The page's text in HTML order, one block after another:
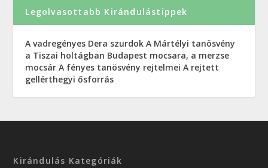
Legolvasottabb Kirándulástippek
A vadregényes Dera szurdok A Mártélyi tanösvény
a Tiszai holtágban Budapest mocsara, a merzse
mocsár A fényes tanösvény rejtelmei A rejtett
gellérthegyi ősforrás
Kirándulás Kategóriák